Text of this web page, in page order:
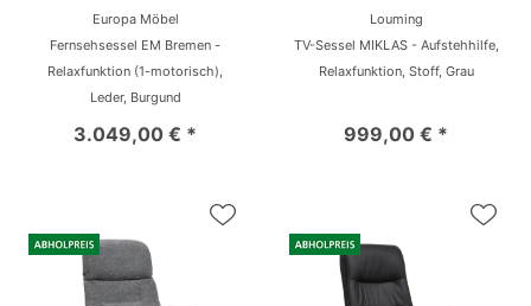
Europa Möbel
Fernsehsessel EM Bremen -
Relaxfunktion (1-motorisch),
Leder, Burgund
3.049,00 € *
Louming
TV-Sessel MIKLAS - Aufstehhilfe,
Relaxfunktion, Stoff, Grau
999,00 € *